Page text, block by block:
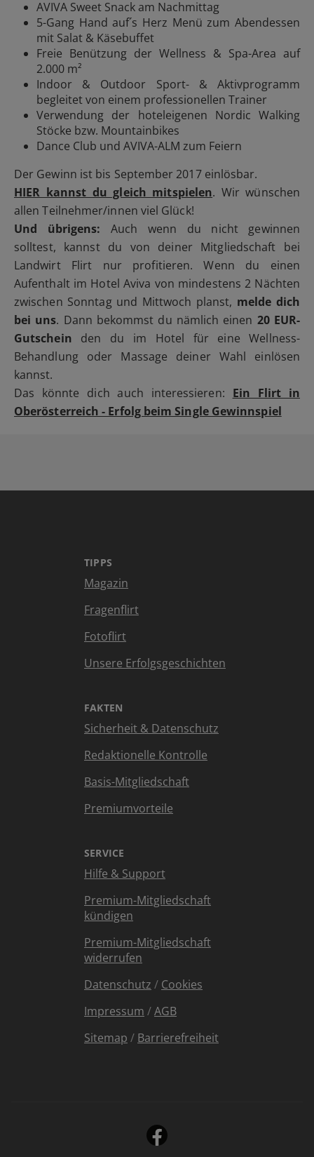
AVIVA Sweet Snack am Nachmittag
5-Gang Hand auf´s Herz Menü zum Abendessen
mit Salat & Käsebuffet
Freie Benützung der Wellness & Spa-Area auf
2.000 m²
Indoor & Outdoor Sport- & Aktivprogramm
begleitet von einem professionellen Trainer
Verwendung der hoteleigenen Nordic Walking
Stöcke bzw. Mountainbikes
Dance Club und AVIVA-ALM zum Feiern
Der Gewinn ist bis September 2017 einlösbar.
HIER kannst du gleich mitspielen. Wir wünschen
allen Teilnehmer/innen viel Glück!
Und übrigens: Auch wenn du nicht gewinnen
solltest, kannst du von deiner Mitgliedschaft bei
Landwirt Flirt nur profitieren. Wenn du einen
Aufenthalt im Hotel Aviva von mindestens 2 Nächten
zwischen Sonntag und Mittwoch planst, melde dich
bei uns. Dann bekommst du nämlich einen 20 EUR-
Gutschein den du im Hotel für eine Wellness-
Behandlung oder Massage deiner Wahl einlösen
kannst.
Das könnte dich auch interessieren: Ein Flirt in
Oberösterreich - Erfolg beim Single Gewinnspiel
TIPPS
Magazin
Fragenflirt
Fotoflirt
Unsere Erfolgsgeschichten
FAKTEN
Sicherheit & Datenschutz
Redaktionelle Kontrolle
Basis-Mitgliedschaft
Premiumvorteile
SERVICE
Hilfe & Support
Premium-Mitgliedschaft
kündigen
Premium-Mitgliedschaft
widerrufen
Datenschutz / Cookies
Impressum /AGB
Sitemap / Barrierefreiheit